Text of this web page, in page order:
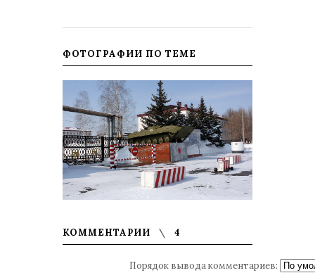
ФОТОГРАФИИ ПО ТЕМЕ
КОММЕНТАРИИ 4
Порядок вывода комментариев: